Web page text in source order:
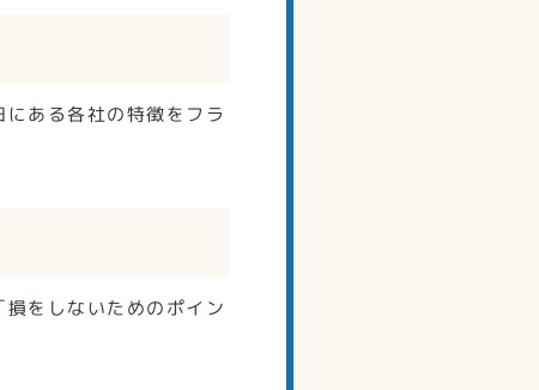
ある各社の特徴をフラ
をしないためのポイン